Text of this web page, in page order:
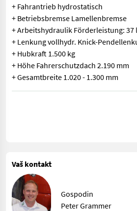
+ Fahrantrieb hydrostatisch
+ Betriebsbremse Lamellenbremse
+ Arbeitshydraulik Förderleistung: 37
+ Lenkung vollhydr. Knick-
+ Hubkraft 1.500 kg
+ Höhe Fahrerschutzdach 2.190 mm
+ Gesamtbreite 1.020 - 1.300 mm
SCHÄFFER 2630 - AKTION +
Vaš kontakt
Gospodin
Peter Grammer